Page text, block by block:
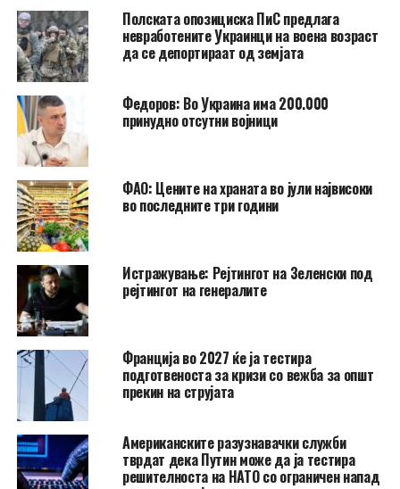
Полската опозициска ПиС предлага
невработените Украинци на воена возраст
да се депортираат од земјата
Федоров: Во Украина има 200.000
принудно отсутни војници
ФАО: Цените на храната во јули највисоки
во последните три години
Истражување: Рејтингот на Зеленски под
рејтингот на генералите
Франција во 2027 ќе ја тестира
подготвеноста за кризи со вежба за општ
прекин на струјата
Американските разузнавачки служби
тврдат дека Путин може да ја тестира
решителноста на НАТО со ограничен напад